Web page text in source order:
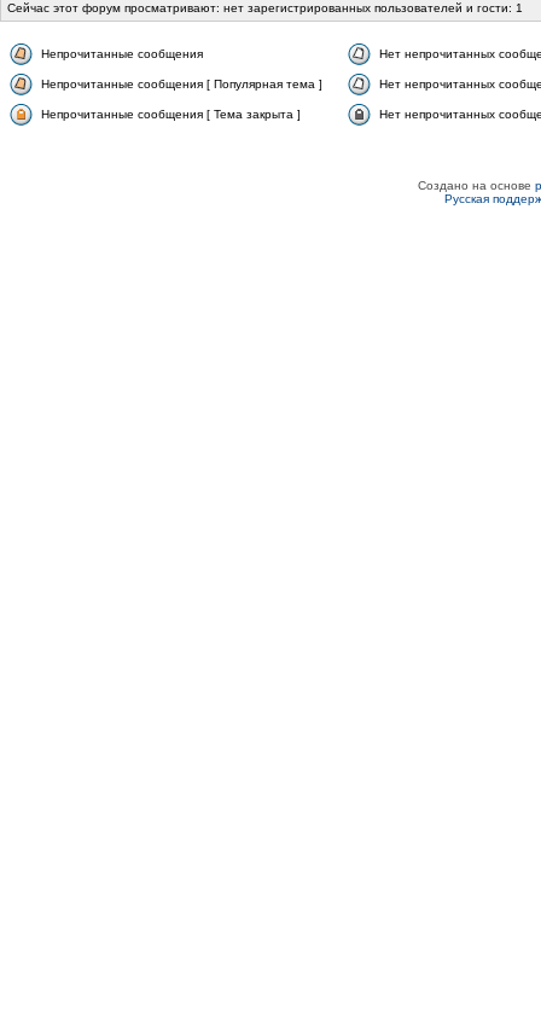
Сейчас этот форум просматривают: нет зарегистрированных пользователей и гости: 1
Непрочитанные сообщения Нет непрочитанных
Непрочитанные сообщения [ Популярная тема ] Нет непрочитанных
Непрочитанные сообщения [ Тема закрыта ] Нет непрочитанных
Создано на основе
Русская